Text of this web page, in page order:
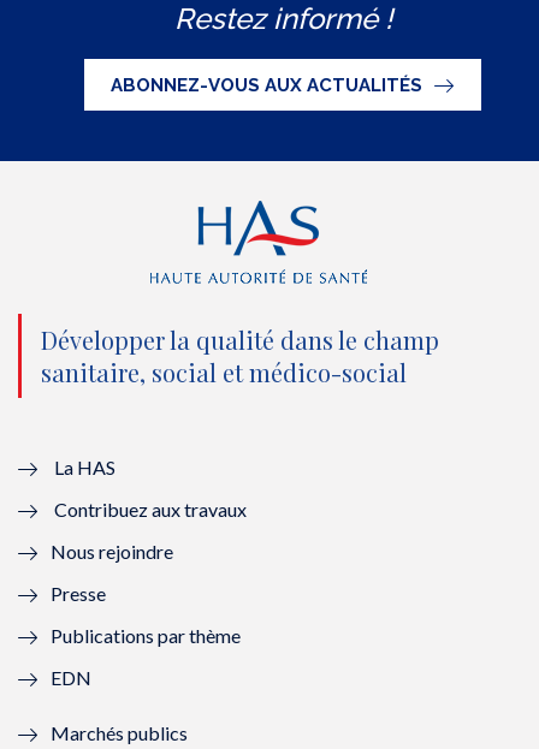
i
t
t
e
n
o
u
l
l
f
c
e
b
o
o
k
(
n
o
e
e
u
t
u
b
e
(
n
o
u
n
k
e
d
(
n
o
Restez informé !
ABONNEZ-VOUS AUX ACTUALITÉS
Développer la qualité dans le champ
sanitaire, social et médico-social
La HAS
Contribuez aux travaux
Nous rejoindre
Presse
Publications par thème
EDN
Marchés publics